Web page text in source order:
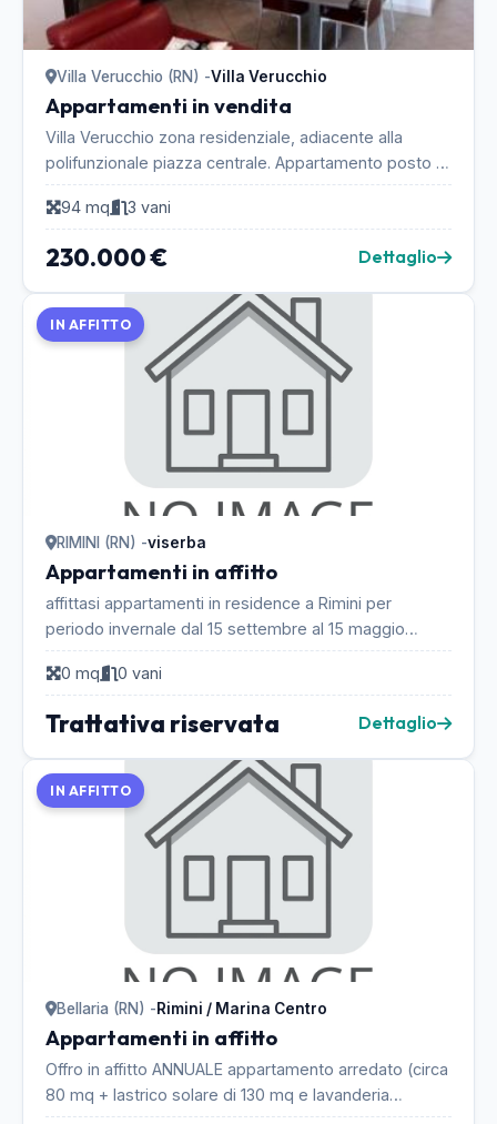
Villa Verucchio (RN) -Villa Verucchio
Appartamenti in vendita
Villa Verucchio zona residenziale, adiacente alla
polifunzionale piazza centrale. Appartamento posto al
secondo ed ultimo piano di una giovane, elegan...
94 mq
3 vani
230.000 € Dettaglio
IN AFFITTO
RIMINI (RN) -viserba
Appartamenti in affitto
affittasi appartamenti in residence a Rimini per
periodo invernale dal 15 settembre al 15 maggio
monolocali euro 450 mensili bilocali euro 550 mensili...
0 mq
0 vani
Trattativa riservata Dettaglio
IN AFFITTO
Bellaria (RN) -Rimini / Marina Centro
Appartamenti in affitto
Offro in affitto ANNUALE appartamento arredato (circa
80 mq + lastrico solare di 130 mq e lavanderia
separata), (trattabili) 800 €/mese, in villa con...